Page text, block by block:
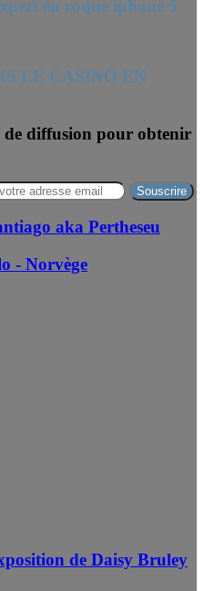
en coque iphone 5
LE CASINO EN
de diffusion pour obtenir
aka Pertheseu
- Norvège
de Daisy Bruley